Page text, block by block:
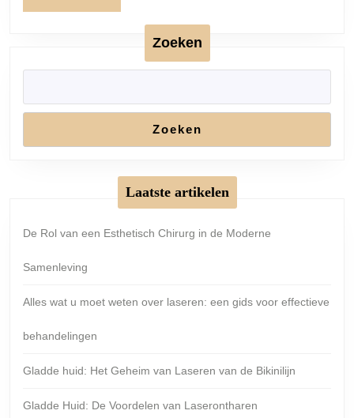
MORE
Zoeken
Zoeken
Laatste artikelen
De Rol van een Esthetisch Chirurg in de Moderne
Samenleving
Alles wat u moet weten over laseren: een gids voor effectieve
behandelingen
Gladde huid: Het Geheim van Laseren van de Bikinilijn
Gladde Huid: De Voordelen van Laserontharen